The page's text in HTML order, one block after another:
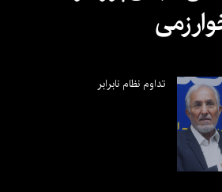
تداوم نظام نابرابر